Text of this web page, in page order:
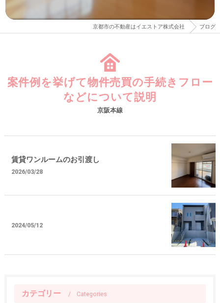
京都市の不動産はイエストア株式会社 ブログ
案件例を挙げて物件売買の手続きフロー
などについて説明
京阪本線
賃貸ワンルームのお引渡し
2026/03/28
2024/05/12
カテゴリー Categories